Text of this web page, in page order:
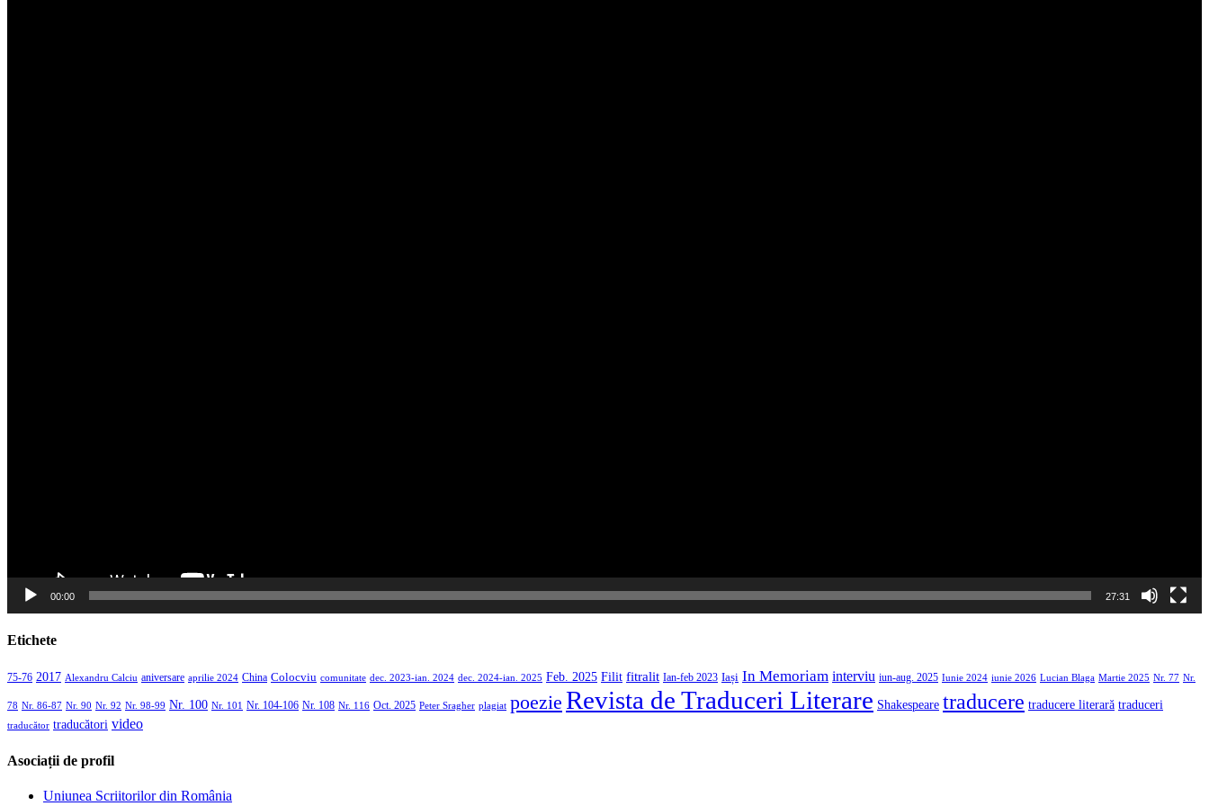
00:00 27:31
Etichete
75-76 2017 Alexandru Calciu aniversare aprilie 2024 China Colocviu comunitate dec. 2023-ian. 2024 dec. 2024-ian. 2025 Feb. 2025 Filit fitralit Ian-feb 2023 Iași In Memoriam interviu iun-aug. 2025 Iunie 2024 iunie 2026 Lucian Blaga Martie 2025 Nr. 77 Nr.
78 Nr. 86-87 Nr. 90 Nr. 92 Nr. 98-99 Nr. 100 Nr. 101 Nr. 104-106 Nr. 108 Nr. 116 Oct. 2025 Peter Sragher plagiat poezie Revista de Traduceri Literare Shakespeare traducere traducere literară traduceri
traducător traducători video
Asociații de profil
Uniunea Scriitorilor din România